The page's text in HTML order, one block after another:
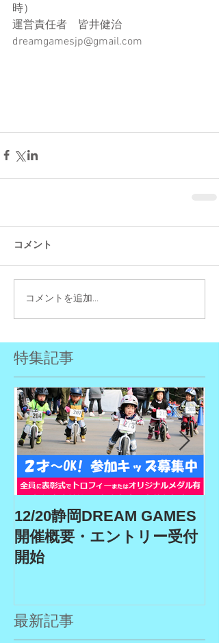
時）
運営責任者　皆井健治
dreamgamesjp@gmail.com
コメント
コメントを追加…
特集記事
12/20静岡DREAM GAMES
開催概要・エントリー受付
開始
最新記事